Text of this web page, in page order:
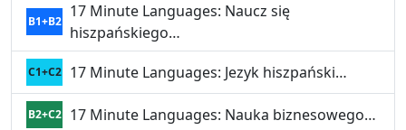
B1+B2
17 Minute Languages: Naucz się
hiszpańskiego…
C1+C2 17 Minute Languages: Jezyk hiszpański…
B2+C2 17 Minute Languages: Nauka biznesowego…